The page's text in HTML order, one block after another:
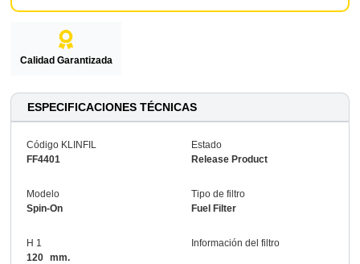
Calidad Garantizada
ESPECIFICACIONES TÉCNICAS
Código KLINFIL
FF4401
Estado
Release Product
Modelo
Spin-On
Tipo de filtro
Fuel Filter
H 1
120 mm.
Información del filtro